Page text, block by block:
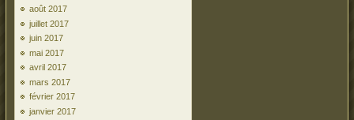
août 2017
juillet 2017
juin 2017
mai 2017
avril 2017
mars 2017
février 2017
janvier 2017